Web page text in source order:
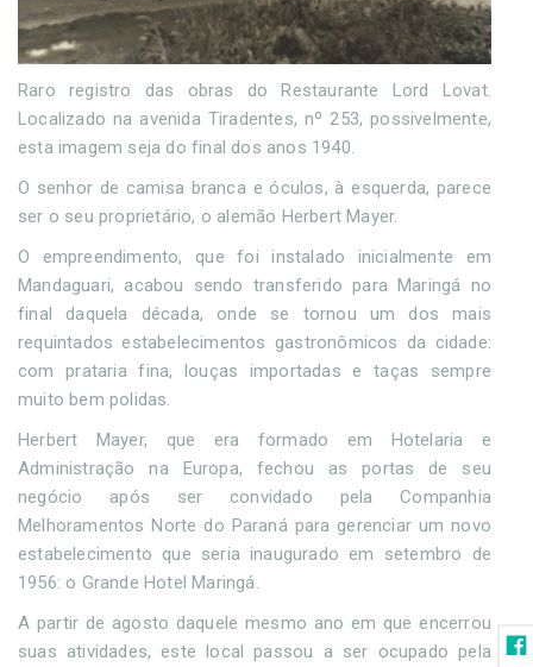
Raro registro das obras do Restaurante Lord Lovat.
Localizado na avenida Tiradentes, nº 253, possivelmente,
esta imagem seja do final dos anos 1940.
O senhor de camisa branca e óculos, à esquerda, parece
ser o seu proprietário, o alemão Herbert Mayer.
O empreendimento, que foi instalado inicialmente em
Mandaguari, acabou sendo transferido para Maringá no
final daquela década, onde se tornou um dos mais
requintados estabelecimentos gastronômicos da cidade:
com prataria fina, louças importadas e taças sempre
muito bem polidas.
Herbert Mayer, que era formado em Hotelaria e
Administração na Europa, fechou as portas de seu
negócio após ser convidado pela Companhia
Melhoramentos Norte do Paraná para gerenciar um novo
estabelecimento que seria inaugurado em setembro de
1956: o Grande Hotel Maringá.
A partir de agosto daquele mesmo ano em que encerrou
suas atividades, este local passou a ser ocupado pela